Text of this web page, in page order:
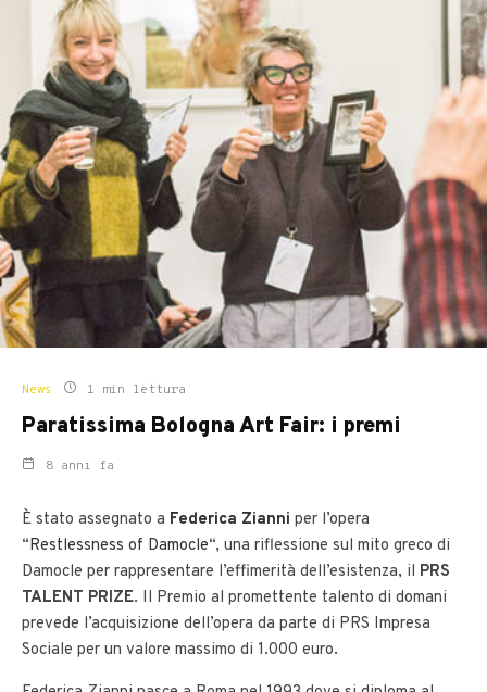
News 1 min lettura
Paratissima Bologna Art Fair: i premi
8 anni fa
È stato assegnato a Federica Zianni per l’opera
“Restlessness of Damocle“, una riflessione sul mito greco di
Damocle per rappresentare l’effimerità dell’esistenza, il PRS
TALENT PRIZE. Il Premio al promettente talento di domani
prevede l’acquisizione dell’opera da parte di PRS Impresa
Sociale per un valore massimo di 1.000 euro.